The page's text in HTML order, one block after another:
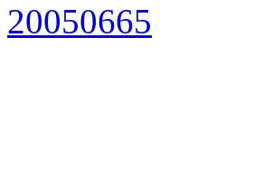
20050665